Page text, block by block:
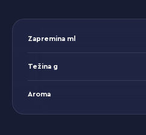
Zapremina ml
Težina g
Aroma